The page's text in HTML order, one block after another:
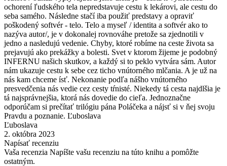
ochorení ľudského tela nepredstavuje cestu k lekárovi, ale cestu do
seba samého. Následne stačí iba použiť predstavy a opraviť
poškodený softvér - telo. Telo a myseľ / identita a softvér ako to
nazýva autor/, je v dokonalej rovnováhe pretože sa zjednotili v
jedno a nasledujú vedenie. Chyby, ktoré robíme na ceste života sa
prejavujú ako prekážky a bolesti. Svet v ktorom žijeme je podobný
INFERNU našich skutkov, a každý si to peklo vytvára sám. Autor
nám ukazuje cestu k sebe cez ticho vnútorného mlčania. A je už na
nás kam chceme ísť. Nekonanie podľa nášho vnútorného
presvedčenia nás vedie cez cesty tŕnisté. Niekedy tá cesta najdlšia je
tá najsprávnejšia, ktorá nás dovedie do cieľa. Jednoznačne
odporúčam si prečítať trilógiu pána Poláčeka a nájsť si v ňej svoju
Pravdu a poznanie. Ľuboslava
Ľuboslava
2. októbra 2023
Napísať recenziu
Vaša recenzia Napíšte vašu recenziu na túto knihu a pomôžte
ostatným.